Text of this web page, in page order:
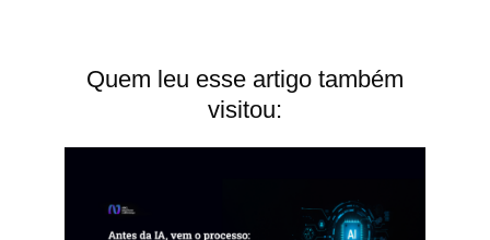
Quem leu esse artigo também
visitou: